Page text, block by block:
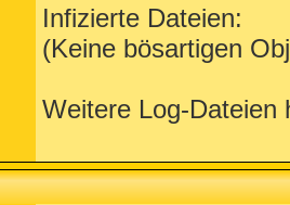
Infizierte Dateien:
(Keine bösartigen
Weitere Log-Dateien